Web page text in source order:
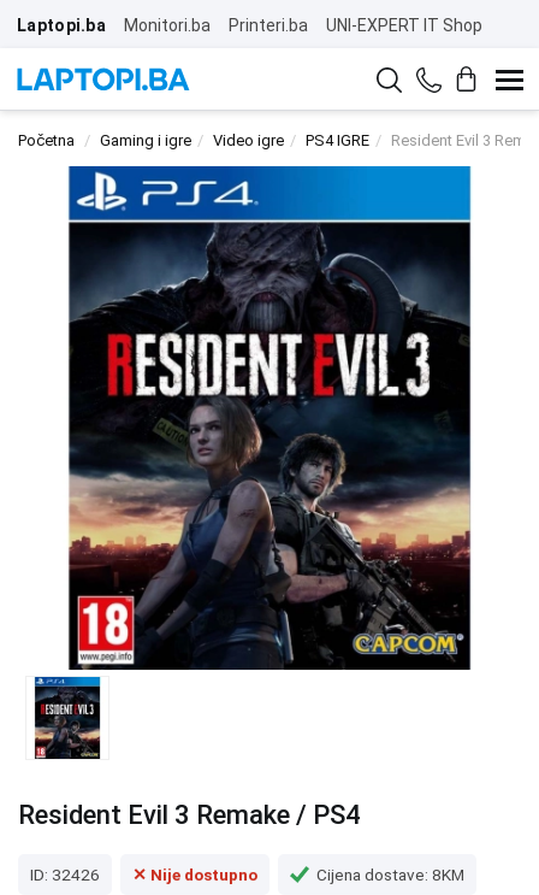
Laptopi.ba Monitori.ba Printeri.ba UNI-EXPERT IT Shop
Početna Gaming i igre Video igre PS4 IGRE Resident Evil 3
Resident Evil 3 Remake / PS4
ID: 32426 ✕ Nije dostupno Cijena dostave: 8KM